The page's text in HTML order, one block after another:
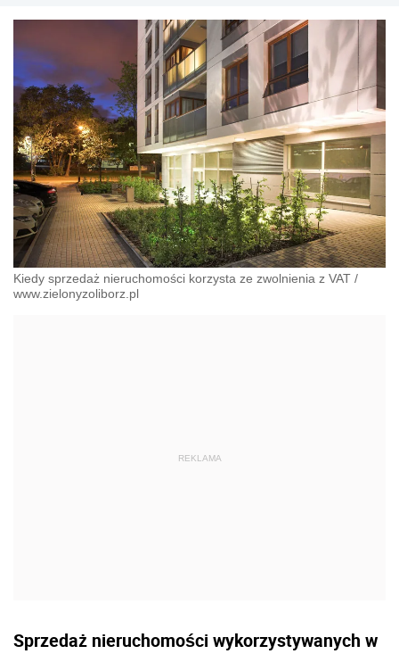
Kiedy sprzedaż nieruchomości korzysta ze zwolnienia z VAT /
www.zielonyzoliborz.pl
Sprzedaż nieruchomości wykorzystywanych w